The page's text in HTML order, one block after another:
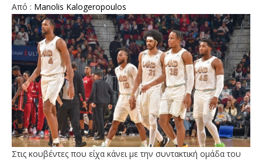
Aπό : Manolis Kalogeropoulos
Στις κουβέντες που είχα κάνει με την συντακτική ομάδα του